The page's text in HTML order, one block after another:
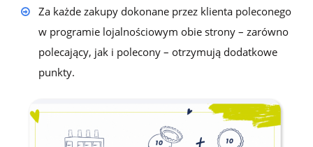
Za każde zakupy dokonane przez klienta poleconego
w programie lojalnościowym obie strony – zarówno
polecający, jak i polecony – otrzymują dodatkowe
punkty.